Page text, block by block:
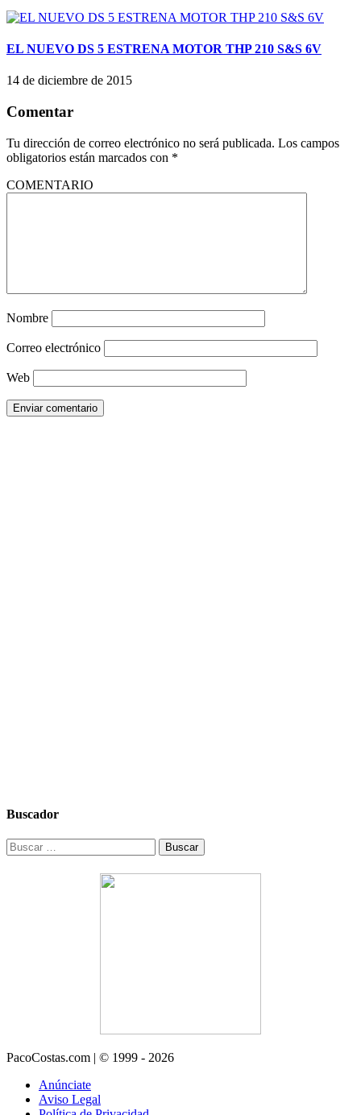
EL NUEVO DS 5 ESTRENA MOTOR THP 210 S&S 6V
14 de diciembre de 2015
Comentar
Tu dirección de correo electrónico no será publicada. Los campos
obligatorios están marcados con *
COMENTARIO
Nombre
Correo electrónico
Web
Buscador
Buscar:
PacoCostas.com | © 1999 - 2026
Anúnciate
Aviso Legal